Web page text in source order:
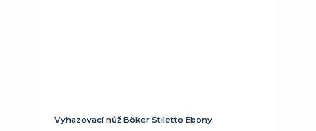
Vyhazovací nůž Böker Stiletto Ebony